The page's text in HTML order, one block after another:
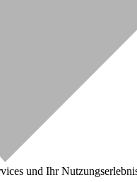
und Ihr